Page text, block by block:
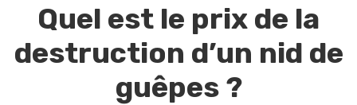
Quel est le prix de la
destruction d’un nid de
guêpes ?